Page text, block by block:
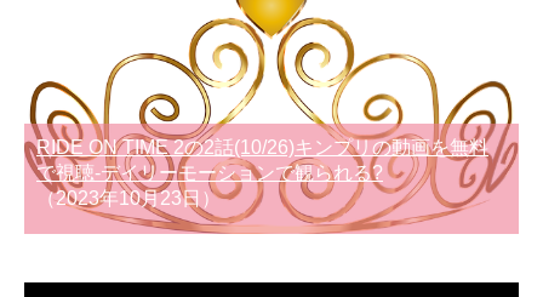
RIDE ON TIME 2の2話(10/26)キンプリの動画を無料
で視聴-デイリーモーションで観られる?
（2023年10月23日）